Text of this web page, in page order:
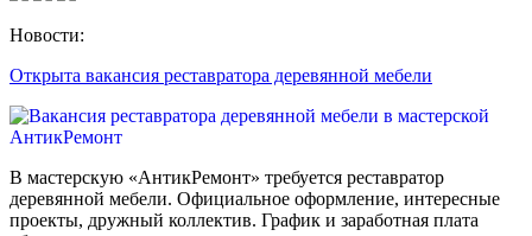
Новости:
Открыта вакансия реставратора деревянной мебели
В мастерскую «АнтикРемонт» требуется реставратор
деревянной мебели. Официальное оформление, интересные
проекты, дружный коллектив. График и заработная плата